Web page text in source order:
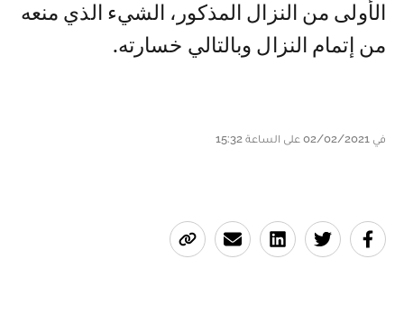
الأولى من النزال المذكور، الشيء الذي منعه
من إتمام النزال وبالتالي خسارته.
في 02/02/2021 على الساعة 15:32